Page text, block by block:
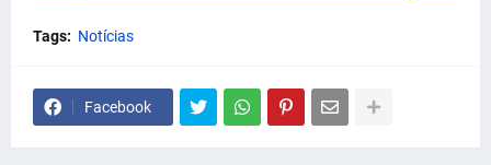
Tags: Notícias
Facebook